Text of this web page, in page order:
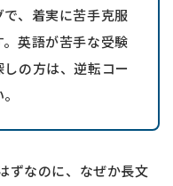
、着実に苦手克服
英語が苦手な受験
の方は、逆転コー
ずなのに、なぜか長文